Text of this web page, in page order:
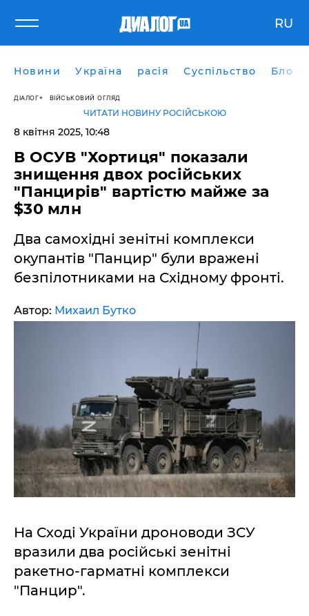
RU
Новини Україна расія Суспільство Блоги
ДІАЛОГ ВІЙСЬКОВИЙ ОГЛЯД
ЧИТАТИ НОВИНУ РОСІЙСЬКОЮ
8 квітня 2025, 10:48
В ОСУВ "Хортиця" показали
знищення двох російських
"Панцирів" вартістю майже за
$30 млн
Два самохідні зенітні комплекси
окупантів "Панцир" були вражені
безпілотниками на Східному фронті.
Автор: Михаил Бутко
На Сході України дроноводи ЗСУ
вразили два російські зенітні
ракетно-гарматні комплекси
"Панцир".